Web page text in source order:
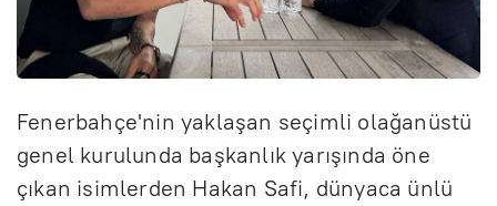
Fenerbahçe'nin yaklaşan seçimli olağanüstü
genel kurulunda başkanlık yarışında öne
çıkan isimlerden Hakan Safi, dünyaca ünlü